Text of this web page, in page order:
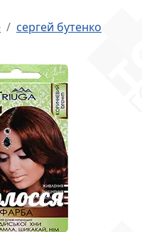
сергей бутенко